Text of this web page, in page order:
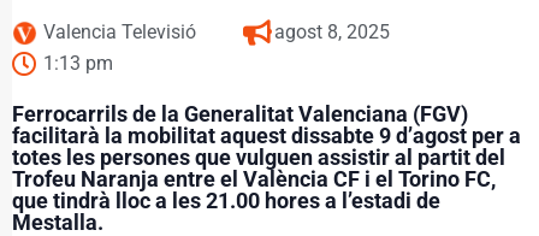
Valencia Televisió
agost 8, 2025
1:13 pm
Ferrocarrils de la Generalitat Valenciana (FGV)
facilitarà la mobilitat aquest dissabte 9 d’agost per a
totes les persones que vulguen assistir al partit del
Trofeu Naranja entre el València CF i el Torino FC,
que tindrà lloc a les 21.00 hores a l’estadi de
Mestalla.